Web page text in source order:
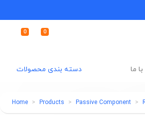
0 0
دسته بندی محصولات ما
Home Products Passive Component